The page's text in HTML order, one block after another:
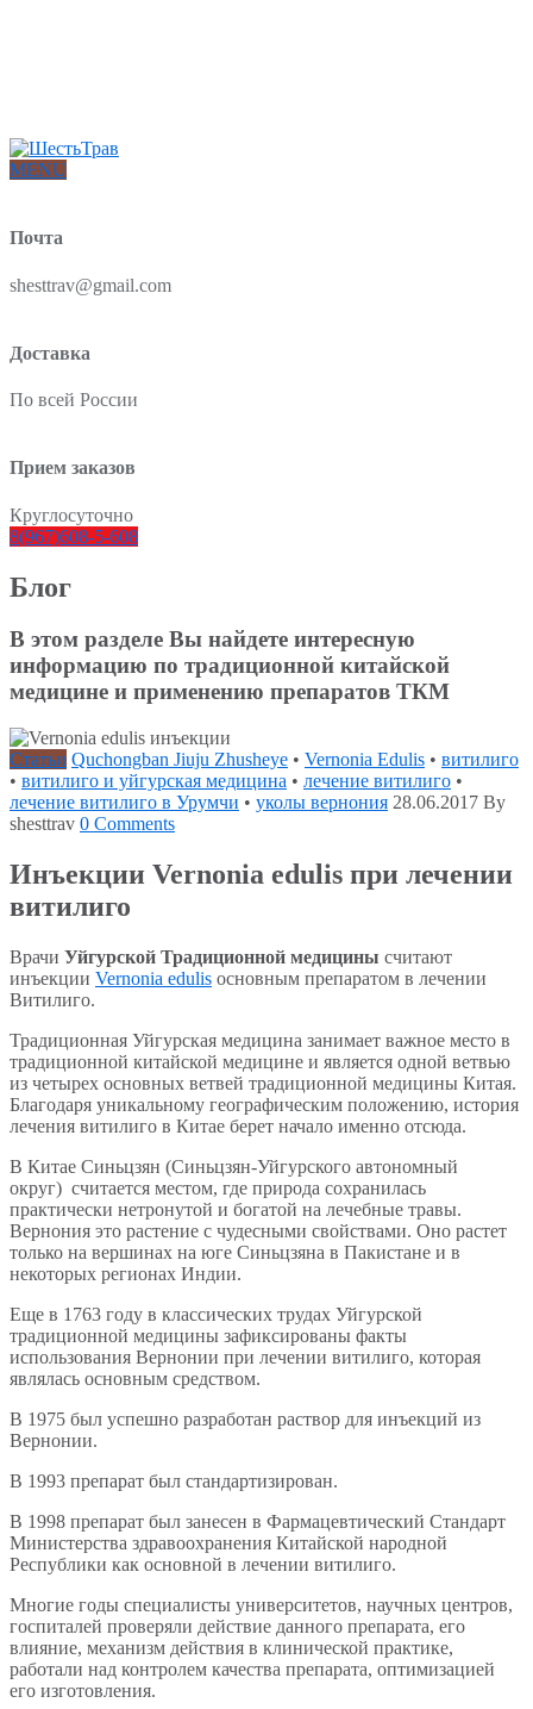
MENU
Почта
shesttrav@gmail.com
Доставка
По всей России
Прием заказов
Круглосуточно
8(967)608-5-608
Блог
В этом разделе Вы найдете интересную
информацию по традиционной китайской
медицине и применению препаратов ТКМ
Статьи Quchongban Jiuju Zhusheye • Vernonia Edulis • витилиго
• витилиго и уйгурская медицина • лечение витилиго •
лечение витилиго в Урумчи • уколы вернония 28.06.2017 By
shesttrav 0 Comments
Инъекции Vernonia edulis при лечении
витилиго
Врачи Уйгурской Традиционной медицины считают
инъекции Vernonia edulis основным препаратом в лечении
Витилиго.
Традиционная Уйгурская медицина занимает важное место в
традиционной китайской медицине и является одной ветвью
из четырех основных ветвей традиционной медицины Китая.
Благодаря уникальному географическим положению, история
лечения витилиго в Китае берет начало именно отсюда.
В Китае Синьцзян (Синьцзян-Уйгурского автономный
округ) считается местом, где природа сохранилась
практически нетронутой и богатой на лечебные травы.
Вернония это растение с чудесными свойствами. Оно растет
только на вершинах на юге Синьцзяна в Пакистане и в
некоторых регионах Индии.
Еще в 1763 году в классических трудах Уйгурской
традиционной медицины зафиксированы факты
использования Вернонии при лечении витилиго, которая
являлась основным средством.
В 1975 был успешно разработан раствор для инъекций из
Вернонии.
В 1993 препарат был стандартизирован.
В 1998 препарат был занесен в Фармацевтический Стандарт
Министерства здравоохранения Китайской народной
Республики как основной в лечении витилиго.
Многие годы специалисты университетов, научных центров,
госпиталей проверяли действие данного препарата, его
влияние, механизм действия в клинической практике,
работали над контролем качества препарата, оптимизацией
его изготовления.